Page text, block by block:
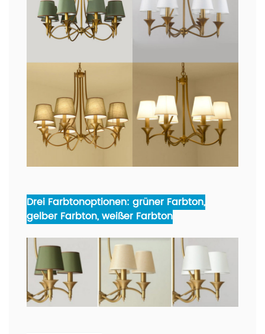
Drei Farbtonoptionen: grüner Farbton,
gelber Farbton, weißer Farbton